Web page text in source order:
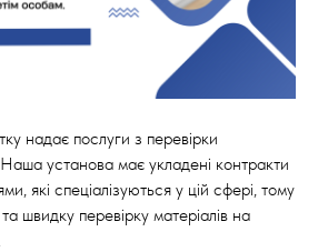
надає послуги з перевірки
Наша установа має укладені контракти
які спеціалізуються у цій сфері, тому
швидку перевірку матеріалів на